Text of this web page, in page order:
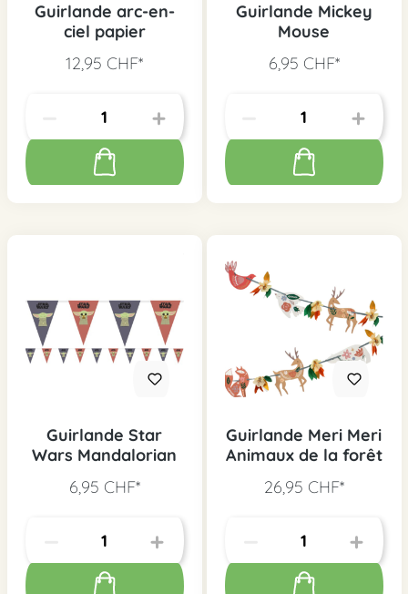
Guirlande arc-en-
ciel papier
12,95 CHF*
Guirlande Mickey
Mouse
6,95 CHF*
Guirlande Star
Wars Mandalorian
6,95 CHF*
Guirlande Meri Meri
Animaux de la forêt
26,95 CHF*